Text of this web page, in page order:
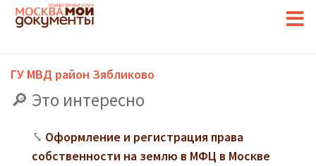
ГУ МВД район Зябликово
Это интересно
Оформление и регистрация права
собственности на землю в МФЦ в Москве